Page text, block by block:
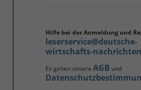
Hilfe bei der Anmeldung und
leserservice@deutsche-
wirtschafts-
Es gelten unsere AGB und